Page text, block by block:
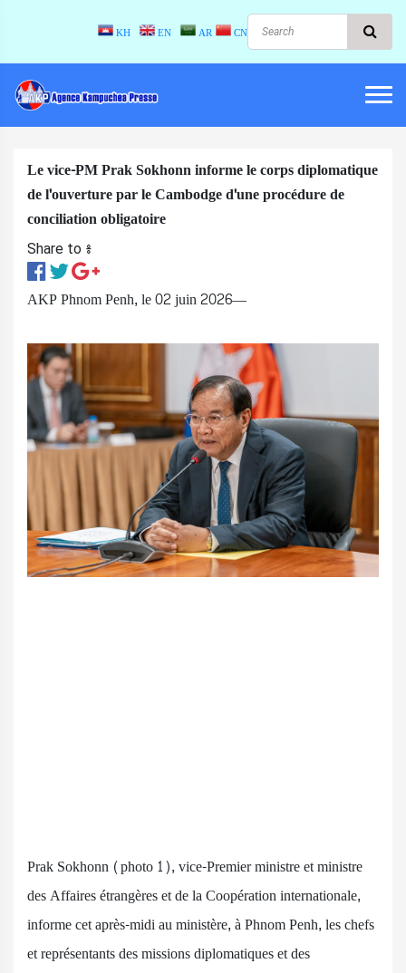
KH EN AR CN
Le vice-PM Prak Sokhonn informe le corps diplomatique
de l'ouverture par le Cambodge d'une procédure de
conciliation obligatoire
Share to ៖​
AKP Phnom Penh, le 02 juin 2026—
Prak Sokhonn (photo 1), vice-Premier ministre et ministre
des Affaires étrangères et de la Coopération internationale,
informe cet après-midi au ministère, à Phnom Penh, les chefs
et représentants des missions diplomatiques et des